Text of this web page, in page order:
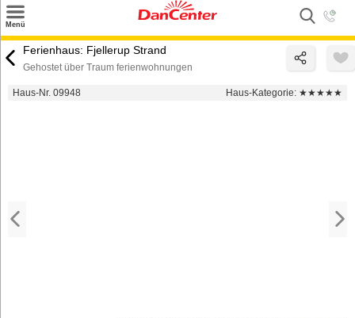
Menü
Suchen
Ferienhaus: Fjellerup Strand
Gehostet über Traum ferienwohnungen
Haus-Nr. 09948 Haus-Kategorie: ★★★★★